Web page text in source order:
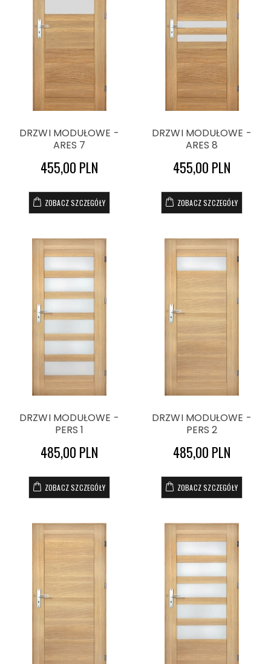
DRZWI MODUŁOWE -
ARES 7
455,00 PLN
ZOBACZ SZCZEGÓŁY
DRZWI MODUŁOWE -
ARES 8
455,00 PLN
ZOBACZ SZCZEGÓŁY
DRZWI MODUŁOWE -
PERS 1
485,00 PLN
ZOBACZ SZCZEGÓŁY
DRZWI MODUŁOWE -
PERS 2
485,00 PLN
ZOBACZ SZCZEGÓŁY